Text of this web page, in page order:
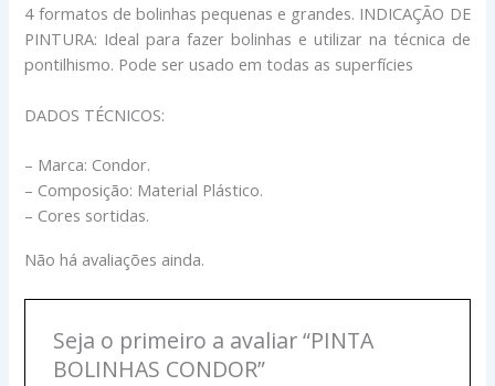
4 formatos de bolinhas pequenas e grandes. INDICAÇÃO DE
PINTURA: Ideal para fazer bolinhas e utilizar na técnica de
pontilhismo. Pode ser usado em todas as superfícies
DADOS TÉCNICOS:
– Marca: Condor.
– Composição: Material Plástico.
– Cores sortidas.
Não há avaliações ainda.
Seja o primeiro a avaliar “PINTA
BOLINHAS CONDOR”